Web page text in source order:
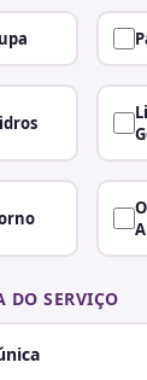
DO SERVIÇO